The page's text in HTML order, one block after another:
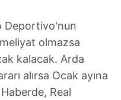
Kanunu uyarınca
okumak ve sitemizde
çerezlerle ilgili bilgi
Deportivo'nun
olmazsa
kalacak. Arda
alırsa Ocak ayına
Real